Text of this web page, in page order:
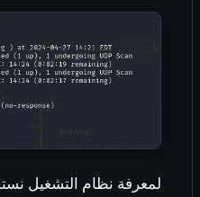
لمعرفة نظام التشغيل